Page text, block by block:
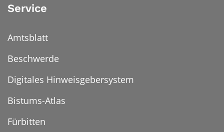
Service
Amtsblatt
Beschwerde
Digitales Hinweisgebersystem
Bistums-Atlas
Fürbitten